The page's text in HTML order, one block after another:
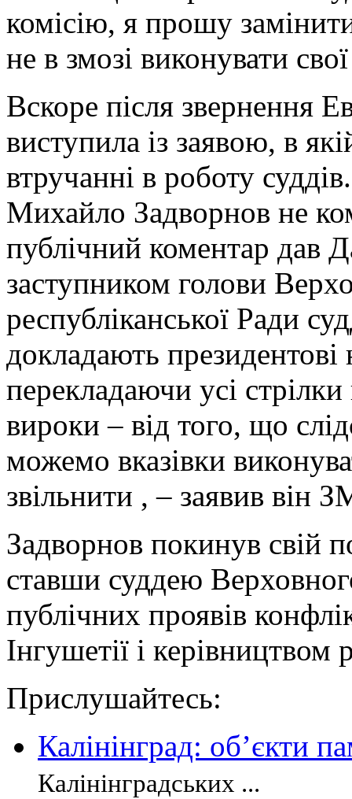
комісію, я прошу
не в змозі виконувати
Вcкоре після звернення
виступила із заявою, в
втручанні в роботу
Михайло Задворнов не
публічний коментар дав
заступником голови
республіканської Ради
докладають
перекладаючи усі
вироки – від того, що
можемо вказівки
звільнити , – заявив він
Задворнов покинув свій
ставши суддею
публічних проявів
Інгушетії і керівництвом
Прислушайтесь:
Калінінград: об’єкти
Калінінградських ...